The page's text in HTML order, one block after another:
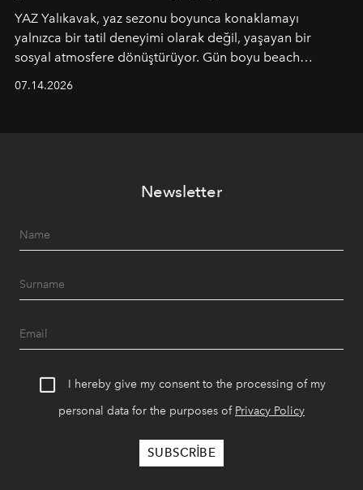
YAZ Yalıkavak, yaz sezonu boyunca konaklamayı
yalnızca bir tatil deneyimi olarak değil, yaşayan bir
sosyal atmosfere dönüştürüyor. Gün boyu beach
geceye taşıyarak her hafta farklı bir deneyim sunuyor.
07.14.2026
Newsletter
I hereby give my consent to the processing of my
personal data for the purposes of Privacy Policy